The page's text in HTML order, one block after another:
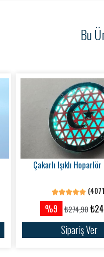
Bu
Çakarlı Işıklı Hoparlör
%9 ₺274,90
Sipariş Ver